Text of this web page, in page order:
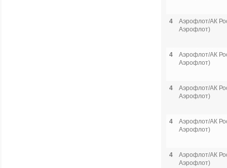
4
Аэрофлот/АК
Аэрофлот)
4
Аэрофлот/АК
Аэрофлот)
4
Аэрофлот/АК
Аэрофлот)
4
Аэрофлот/АК
Аэрофлот)
4
Аэрофлот/АК
Аэрофлот)